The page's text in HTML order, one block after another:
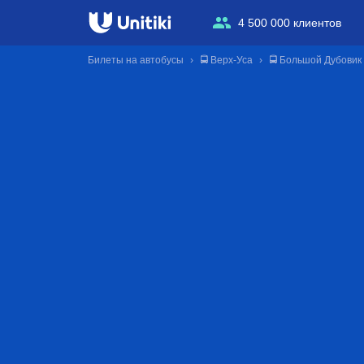
4 500 000 клиентов
Билеты на автобусы 🚍 Верх-Уса 🚍 Большой Дубовик